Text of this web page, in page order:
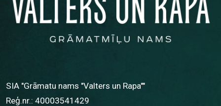
SIA "Grāmatu nams "Valters un Rapa""
Reģ.nr.: 40003541429